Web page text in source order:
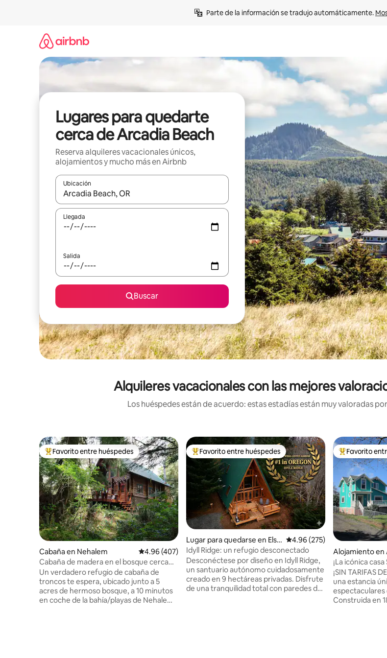
Parte de la información se tradujo automáticamente.
Lugares para quedarte
cerca de Arcadia Beach
Reserva alquileres vacacionales únicos,
alojamientos y mucho más en Airbnb
Ubicación
Cuando los resultados estén disponibles, navega con las teclas de flecha hacia arriba y hacia abajo o
Llegada
Salida
Buscar
Alquileres vacacionales con las mejores
Los huéspedes están de acuerdo: estas estadías están muy valoradas
Favorito entre huéspedes preferido
Favorito entre huéspedes
Cabaña en Nehalem Calificación promedio: 4.96 de 5, 407 reseñas
4.96 (407)
Cabaña de madera en el bosque cerca
del río/bahía/mar
Un verdadero refugio de cabaña de
troncos te espera, ubicado junto a 5
acres de hermoso bosque, a 10 minutos
en coche de la bahía/playas de Nehalem,
Favorito entre huéspedes preferido
Favorito entre huéspedes
Lugar para quedarse en Elsi
e
Calificación promedio: 4.96
4.96 (275)
Idyll Ridge: un refugio desconectado
Desconéctese por diseño en Idyll Ridge,
un santuario autónomo cuidadosamente
creado en 9 hectáreas privadas. Disfrute
de una tranquilidad total con paredes de
Favorito entre
Favorito
Alojamiento en
¡La icónica
¡SIN TARIFAS
una estancia
espectaculares
Construida en